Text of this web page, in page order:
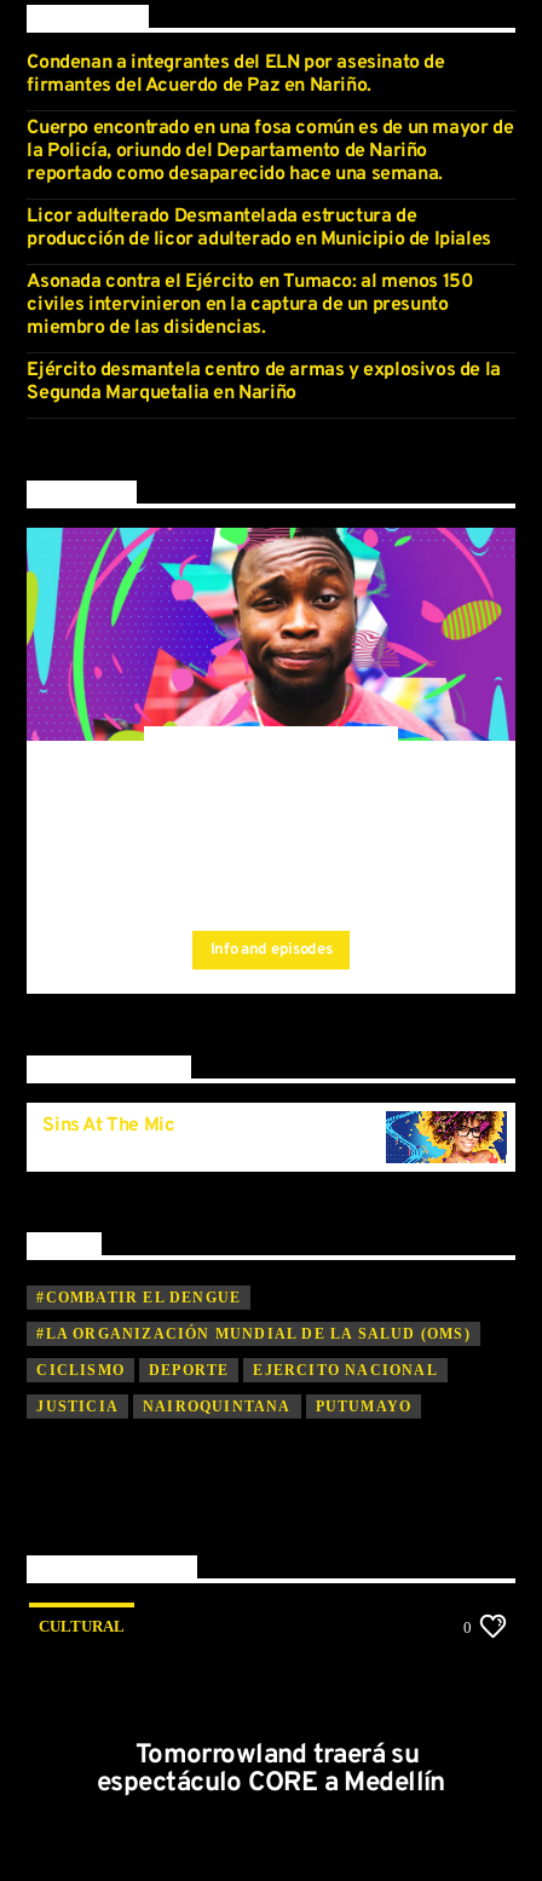
Condenan a integrantes del ELN por asesinato de
firmantes del Acuerdo de Paz en Nariño.
Cuerpo encontrado en una fosa común es de un mayor de
la Policía, oriundo del Departamento de Nariño
reportado como desaparecido hace una semana.
Licor adulterado Desmantelada estructura de
producción de licor adulterado en Municipio de Ipiales
Asonada contra el Ejército en Tumaco: al menos 150
civiles intervinieron en la captura de un presunto
miembro de las disidencias.
Ejército desmantela centro de armas y explosivos de la
Segunda Marquetalia en Nariño
category.Curabitur id lacus felis. Sed justo mauris, auctor eget
tellus nec, pellentesque varius mauris. Sed eu congue nulla, et
tincidunt.
Info and episodes
Sins At The Mic
#COMBATIR EL DENGUE
#LA ORGANIZACIÓN MUNDIAL DE LA SALUD (OMS)
CICLISMO DEPORTE EJERCITO NACIONAL
JUSTICIA NAIROQUINTANA PUTUMAYO
CULTURAL 0
Tomorrowland traerá su
espectáculo CORE a Medellín